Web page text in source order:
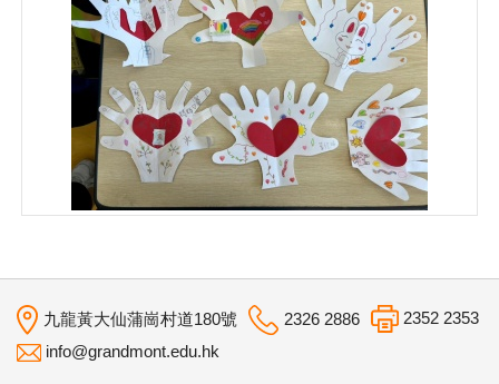
九龍黃大仙蒲崗村道180號 2326 2886
2352 2353
info@grandmont.edu.hk